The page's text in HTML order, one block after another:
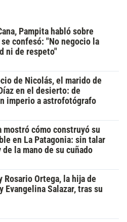
Pampita habló sobre
confesó: "No negocio la
ni de respeto"
de Nicolás, el marido de
en el desierto: de
imperio a astrofotógrafo
mostró cómo construyó su
en La Patagonia: sin talar
la mano de su cuñado
Rosario Ortega, la hija de
Evangelina Salazar, tras su